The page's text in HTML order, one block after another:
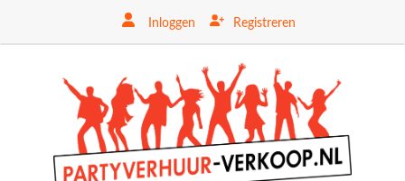
Inloggen Registreren